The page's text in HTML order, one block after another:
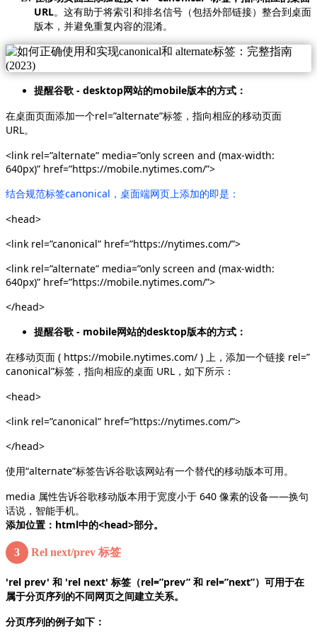
URL。这有助于将索引和排名信号（包括外部链接）整合到桌面
版本，并避免重复内容的混淆。
提醒谷歌 - desktop网站的mobile版本的方式：
在桌面页面添加一个rel=”alternate”标签，指向相应的移动页面
URL。
<link rel=”alternate” media=”only screen and (max-width:
640px)” href=”https://mobile.nytimes.com/”>
结合规范标签canonical，桌面端网页上添加的即是：
<head>
<link rel=”canonical” href=”https://nytimes.com/”>
<link rel=”alternate” media=”only screen and (max-width:
640px)” href=”https://mobile.nytimes.com/”>
</head>
提醒谷歌 - mobile网站的desktop版本的方式：
在移动页面 ( https://mobile.nytimes.com/ ) 上，添加一个链接 rel=”
canonical”标签，指向相应的桌面 URL，如下所示：
<head>
<link rel=”canonical” href=”https://nytimes.com/”>
</head>
使用“alternate”标签告诉谷歌该网站有一个替代的移动版本可用。
media 属性告诉谷歌移动版本用于宽度小于 640 像素的设备——换句
话说，智能手机。
添加位置：html中的<head>部分。
3 Rel next/prev 标签
'rel prev' 和 'rel next' 标签（rel=”prev” 和 rel=”next”）可用于在
属于分页序列的不同网页之间建立关系。
分页序列的例子如下：